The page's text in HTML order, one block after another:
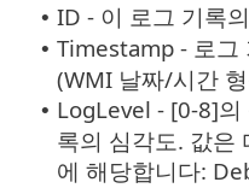
• ID - 이 로그 기록
• Timestamp - 로그
(WMI 날짜/시간
• LogLevel - [0-8]의
록의 심각도. 값은
에 해당합니다: